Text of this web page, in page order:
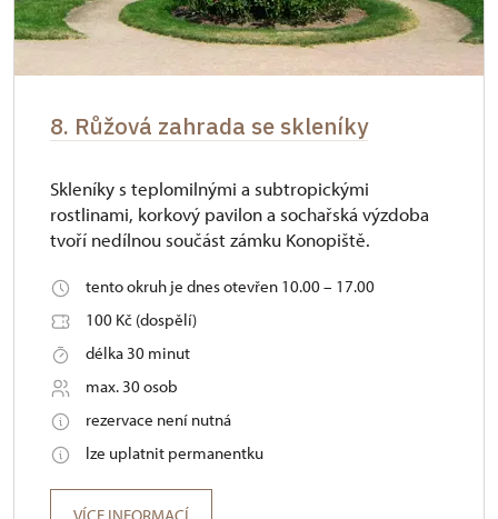
8. Růžová zahrada se skleníky
Skleníky s teplomilnými a subtropickými
rostlinami, korkový pavilon a sochařská výzdoba
tvoří nedílnou součást zámku Konopiště.
tento okruh je dnes otevřen 10.00 – 17.00
100 Kč (dospělí)
délka 30 minut
max. 30 osob
rezervace není nutná
lze uplatnit permanentku